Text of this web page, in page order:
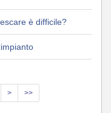
è difficile?
> >>